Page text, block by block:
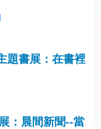
題書展： 在書裡
：晨間新聞--當